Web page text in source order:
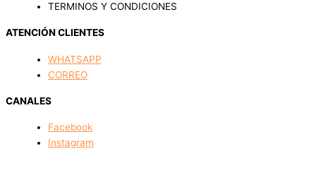
TERMINOS Y CONDICIONES
ATENCIÓN CLIENTES
WHATSAPP
CORREO
CANALES
Facebook
Instagram